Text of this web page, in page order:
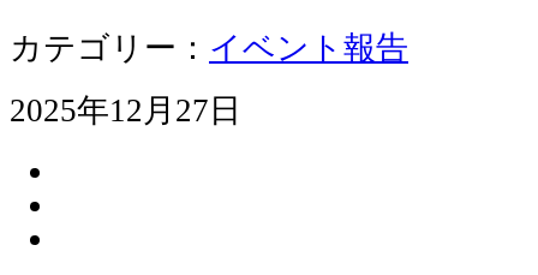
カテゴリー： イベント報告
2025年12月27日